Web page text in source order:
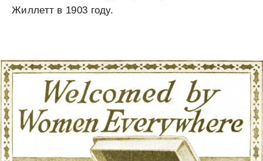
Жиллетт в 1903 году.